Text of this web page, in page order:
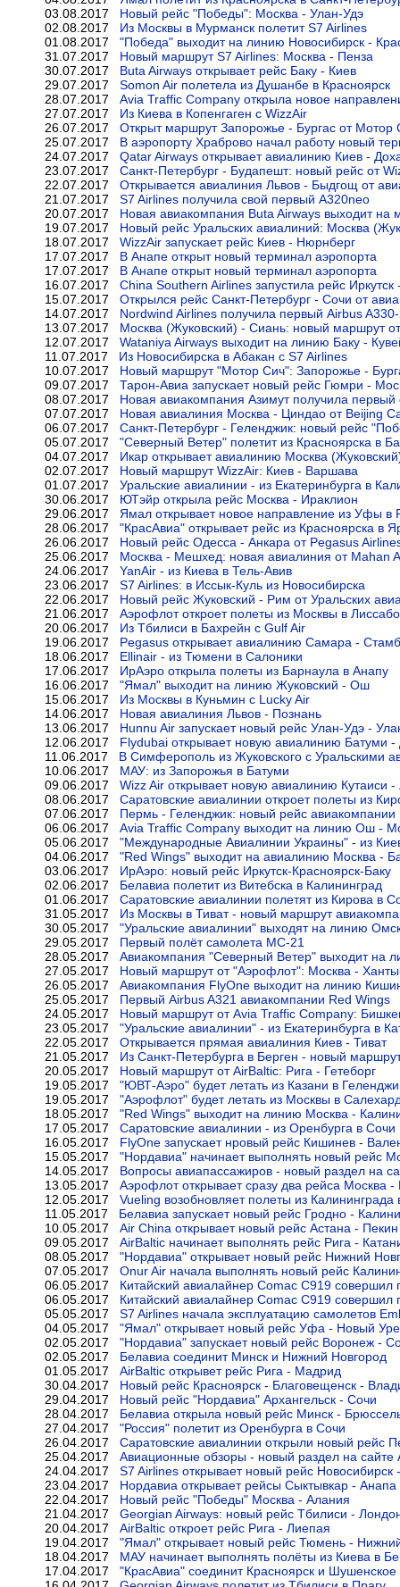
03.08.2017 Новый рейс "Победы": Москва - Улан-Удэ
02.08.2017 Из Москвы в Мурманск полетит S7 Airlines
01.08.2017 "Победа" выходит на линию Новосибирск -
31.07.2017 Новый маршрут S7 Airlines: Москва - Пенза
30.07.2017 Buta Airways открывает рейс Баку - Киев
29.07.2017 Somon Air полетела из Душанбе в Красноярск
28.07.2017 Avia Traffic Company открыла новое
27.07.2017 Из Киева в Копенгаген с WizzAir
26.07.2017 Открыт маршрут Запорожье - Бургас от Мотор
25.07.2017 В аэропорту Храброво начал работу новый
24.07.2017 Qatar Airways открывает авиалинию Киев -
23.07.2017 Санкт-Петербург - Будапешт: новый рейс от
22.07.2017 Открывается авиалиния Львов - Быдгощ от
21.07.2017 S7 Airlines получила свой первый A320neo
20.07.2017 Новая авиакомпания Buta Airways выходит на
19.07.2017 Новый рейс Уральских авиалиний: Москва
18.07.2017 WizzAir запускает рейс Киев - Нюрнберг
17.07.2017 В Анапе открыт новый терминал аэропорта
17.07.2017 В Анапе открыт новый терминал аэропорта
16.07.2017 China Southern Airlines запустила рейс
15.07.2017 Открылся рейс Санкт-Петербург - Сочи от
14.07.2017 Nordwind Airlines получила первый Airbus
13.07.2017 Москва (Жуковский) - Сиань: новый маршрут
12.07.2017 Wataniya Airways выходит на линию Баку -
11.07.2017 Из Новосибирска в Абакан с S7 Airlines
10.07.2017 Новый маршрут "Мотор Сич": Запорожье -
09.07.2017 Тарон-Авиа запускает новый рейс Гюмри -
08.07.2017 Новая авиакомпания Азимут получила первый
07.07.2017 Новая авиалиния Москва - Циндао от Beijing
06.07.2017 Санкт-Петербург - Геленджик: новый рейс
05.07.2017 "Северный Ветер" полетит из Красноярска в
04.07.2017 Икар открывает авиалинию Москва
02.07.2017 Новый маршрут WizzAir: Киев - Варшава
01.07.2017 Уральские авиалинии - из Екатеринбурга в
30.06.2017 ЮТэйр открыла рейс Москва - Ираклион
29.06.2017 Ямал открывает новое направление из Уфы в
28.06.2017 "КрасАвиа" открывает рейс из Красноярска в
26.06.2017 Новый рейс Одесса - Анкара от Pegasus
25.06.2017 Москва - Мешхед: новая авиалиния от Mahan
24.06.2017 YanAir - из Киева в Тель-Авив
23.06.2017 S7 Airlines: в Иссык-Куль из Новосибирска
22.06.2017 Новый рейс Жуковский - Рим от Уральских
21.06.2017 Аэрофлот откроет полеты из Москвы в
20.06.2017 Из Тбилиси в Бахрейн с Gulf Air
19.06.2017 Pegasus открывает авиалинию Самара -
18.06.2017 Ellinair - из Тюмени в Салоники
17.06.2017 ИрАэро открыла полеты из Барнаула в Анапу
16.06.2017 "Ямал" выходит на линию Жуковский - Ош
15.06.2017 Из Москвы в Куньмин с Lucky Air
14.06.2017 Новая авиалиния Львов - Познань
13.06.2017 Hunnu Air запускает новый рейс Улан-Удэ -
12.06.2017 Flydubai открывает новую авиалинию Батуми -
11.06.2017 В Симферополь из Жуковского с Уральскими
10.06.2017 МАУ: из Запорожья в Батуми
09.06.2017 Wizz Air открывает новую авиалинию Кутаиси
08.06.2017 Саратовские авиалинии откроет полеты из
07.06.2017 Пермь - Геленджик: новый рейс
06.06.2017 Avia Traffic Company выходит на линию Ош -
05.06.2017 "Международные Авиалинии Украины" - из
04.06.2017 "Red Wings" выходит на авиалинию Москва -
03.06.2017 ИрАэро: новый рейс Иркутск-Красноярск-Баку
02.06.2017 Белавиа полетит из Витебска в Калининград
01.06.2017 Саратовские авиалинии полетят из Кирова в
31.05.2017 Из Москвы в Тиват - новый маршрут
30.05.2017 "Уральские авиалинии" выходят на линию
29.05.2017 Первый полёт самолета МС-21
28.05.2017 Авиакомпания "Северный Ветер" выходит на
27.05.2017 Новый маршрут от "Аэрофлот": Москва -
26.05.2017 Авиакомпания FlyOne выходит на линию
25.05.2017 Первый Airbus A321 авиакомпании Red Wings
24.05.2017 Новый маршрут от Avia Traffic Company:
23.05.2017 "Уральские авиалинии" - из Екатеринбурга в
22.05.2017 Открывается прямая авиалиния Киев - Тиват
21.05.2017 Из Санкт-Петербурга в Берген - новый
20.05.2017 Новый маршрут от AirBaltic: Рига - Гетеборг
19.05.2017 "ЮВТ-Аэро" будет летать из Казани в
19.05.2017 "Аэрофлот" будет летать из Москвы в
18.05.2017 "Red Wings" выходит на линию Москва -
17.05.2017 Саратовские авиалинии - из Оренбурга в Сочи
16.05.2017 FlyOne запускает нровый рейс Кишинев -
15.05.2017 "Нордавиа" начинает выполнять новый рейс
14.05.2017 Вопросы авиапассажиров - новый раздел на
13.05.2017 Аэрофлот открывает сразу два рейса Москва -
12.05.2017 Vueling возобновляет полеты из Калининграда
11.05.2017 Белавиа запускает новый рейс Гродно -
10.05.2017 Air China открывает новый рейс Астана - Пекин
09.05.2017 AirBaltic начинает выполнять рейс Рига -
08.05.2017 "Нордавиа" открывает новый рейс Нижний
07.05.2017 Onur Air начала выполнять новый рейс
06.05.2017 Китайский авиалайнер Comac C919 совершил
06.05.2017 Китайский авиалайнер Comac C919 совершил
05.05.2017 S7 Airlines начала эксплуатацию самолетов
04.05.2017 "Ямал" открывает новый рейс Уфа - Новый
02.05.2017 "Нордавиа" запускает новый рейс Воронеж -
02.05.2017 Белавиа соединит Минск и Нижний Новгород
01.05.2017 AirBaltic открывет рейс Рига - Мадрид
30.04.2017 Новый рейс Красноярск - Благовещенск -
29.04.2017 Новый рейс "Нордавиа" Архангельск - Сочи
28.04.2017 Белавиа открыла новый рейс Минск -
27.04.2017 "Россия" полетит из Оренбурга в Сочи
26.04.2017 Саратовские авиалинии открыли новый рейс
25.04.2017 Авиационные обзоры - новый раздел на сайте
24.04.2017 S7 Airlines открывает новый рейс Новосибирск
23.04.2017 Нордавиа открывает рейсы Сыктывкар - Анапа
22.04.2017 Новый рейс "Победы" Москва - Алания
21.04.2017 Georgian Airways: новый рейс Тбилиси -
20.04.2017 AirBaltic откроет рейс Рига - Лиепая
19.04.2017 "Ямал" открывает новый рейс Тюмень -
18.04.2017 МАУ начинает выполнять полёты из Киева в
17.04.2017 "КрасАвиа" соединит Красноярск и Шушенское